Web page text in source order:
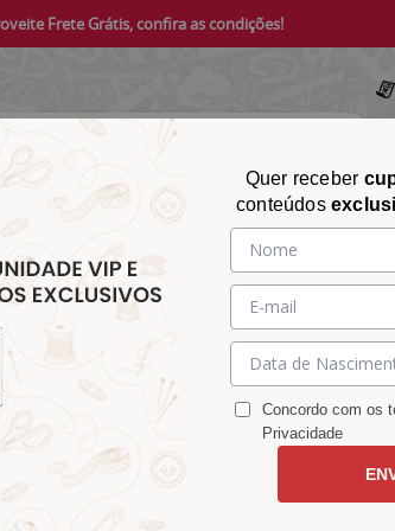
Frete Grátis, confira as condições!
TECIDOS E
AVIAMENTOS
&
ACESSÓRIOS
TECIDOS
PARA
DECORAÇÃO
Quer receber
conteúdos
Concordo com os
Privacidade